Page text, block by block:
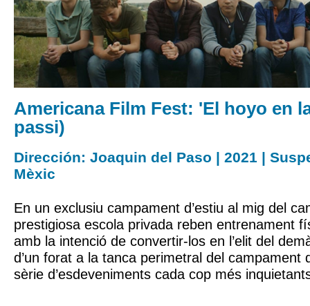
Americana Film Fest: 'El hoyo en
passi)
Dirección: Joaquin del Paso | 2021 |
Mèxic
En un exclusiu campament d’estiu al mig del
prestigiosa escola privada reben entrenament
amb la intenció de convertir-los en l’elit del
d’un forat a la tanca perimetral del campament
sèrie d’esdeveniments cada cop més